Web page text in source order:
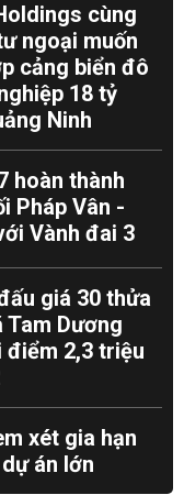
cùng
ngoại muốn
cảng biển đô
18 tỷ
Ninh
hoàn thành
Pháp Vân -
Vành đai 3
giá 30 thửa
Dương
điểm 2,3 triệu
xét gia hạn
án lớn